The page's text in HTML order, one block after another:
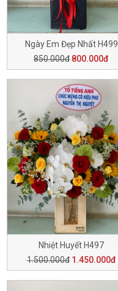
Ngày Em Đẹp Nhất H499
850.000đ 800.000đ
Nhiệt Huyết H497
1.500.000đ 1.450.000đ